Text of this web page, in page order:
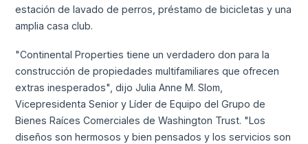
estación de lavado de perros, préstamo de bicicletas y una
amplia casa club.
"Continental Properties tiene un verdadero don para la
construcción de propiedades multifamiliares que ofrecen
extras inesperados", dijo Julia Anne M. Slom,
Vicepresidenta Senior y Líder de Equipo del Grupo de
Bienes Raíces Comerciales de Washington Trust. "Los
diseños son hermosos y bien pensados y los servicios son